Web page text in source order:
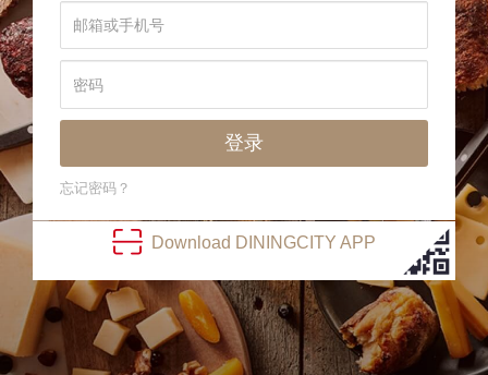
登录
忘记密码？
Download DININGCITY APP